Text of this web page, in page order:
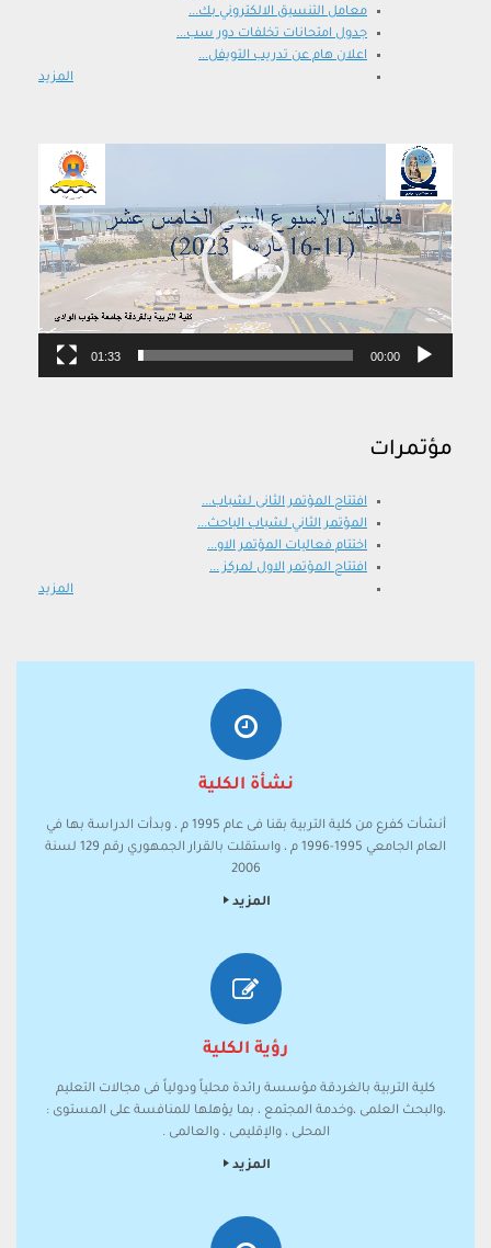
مؤتمرات
افتتاح المؤتمر الثانى لشباب...
المؤتمر الثاني لشباب الباحث...
اختتام فعاليات المؤتمر الاو...
افتتاح المؤتمر الاول لمركز ...
المزيد
مشغل
الفيديو
00:00
01:33
معامل التنسيق الالكتروني بك...
جدول امتحانات تخلفات دور سب...
اعلان هام عن تدريب التويفل...
المزيد
رؤية الكلية
كلية التربية بالغردقة مؤسسة رائدة محلياً ودولياً فى مجالات التعليم
،والبحث العلمى ،وخدمة المجتمع ، بما يؤهلها للمنافسة على المستوى :
المحلى ، والإقليمى ، والعالمى .
المزيد
نشأة الكلية
أنشأت كفرع من كلية التربية بقنا فى عام 1995 م ، وبدأت الدراسة بها في
العام الجامعي 1995-1996 م ، واستقلت بالقرار الجمهوري رقم 129 لسنة
2006
المزيد